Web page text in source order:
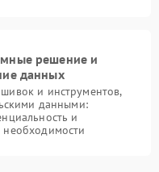
решение и
данных
и инструментов,
данными:
и